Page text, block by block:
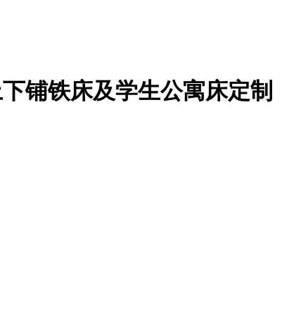
铺铁床及学生公寓床定制